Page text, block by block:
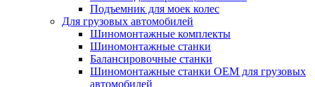
Подъемник для моек колеc
Для грузовых автомобилей
Шиномонтажные комплекты
Шиномонтажные станки
Балансировочные станки
Шиномонтажные станки ОЕМ для грузовых
автомобилей